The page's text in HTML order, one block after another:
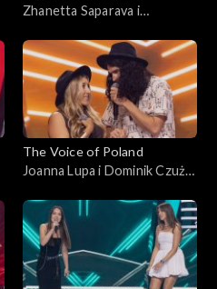
Zhanetta Saparava i
Are Doin’ It for Themselves”,
„The Voice of Poland”, Bitwy,
25 października 2025
The Voice of Poland
Joanna Lupa i Dominik Czuż –
Poland”, Bitwy, 18
października 2025